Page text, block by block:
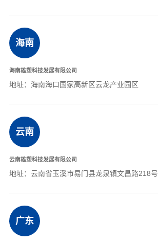
海南
海南雄塑科技发展有限公司
地址：海南海口国家高新区云龙产业园区
云南
云南雄塑科技发展有限公司
地址：云南省玉溪市易门县龙泉镇文昌路218号
广东